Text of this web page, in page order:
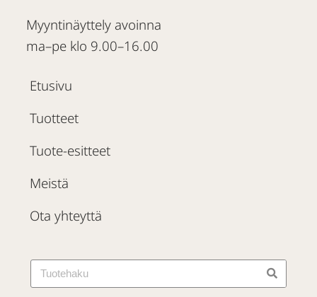
Myyntinäyttely avoinna
ma–pe klo 9.00–16.00
Etusivu
Tuotteet
Tuote-esitteet
Meistä
Ota yhteyttä